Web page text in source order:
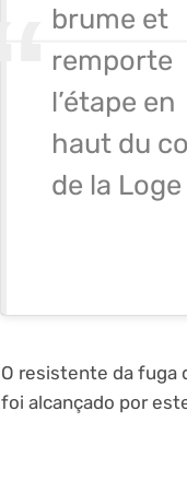
brume et
remporte
l’étape en
haut du
de la Loge
O resistente da fuga
foi alcançado por